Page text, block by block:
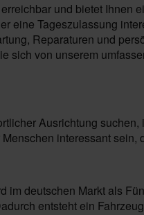
und bietet
Tageszulassung
Reparaturen und
von unserem
Ausrichtung
interessant
deutschen Markt als
entsteht ein